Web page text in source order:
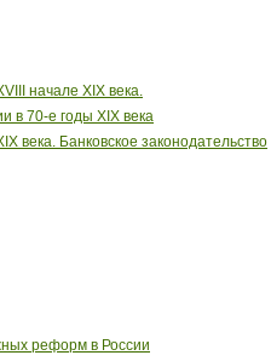
начале XIX века.
в 70-е годы XIX века
века. Банковское законодательство
реформ в России